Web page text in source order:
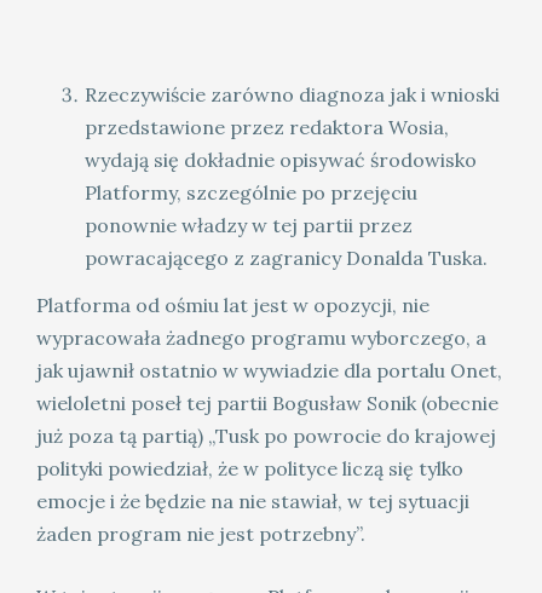
Rzeczywiście zarówno diagnoza jak i wnioski
przedstawione przez redaktora Wosia,
wydają się dokładnie opisywać środowisko
Platformy, szczególnie po przejęciu
ponownie władzy w tej partii przez
powracającego z zagranicy Donalda Tuska.
Platforma od ośmiu lat jest w opozycji, nie
wypracowała żadnego programu wyborczego, a
jak ujawnił ostatnio w wywiadzie dla portalu Onet,
wieloletni poseł tej partii Bogusław Sonik (obecnie
już poza tą partią) „Tusk po powrocie do krajowej
polityki powiedział, że w polityce liczą się tylko
emocje i że będzie na nie stawiał, w tej sytuacji
żaden program nie jest potrzebny”.